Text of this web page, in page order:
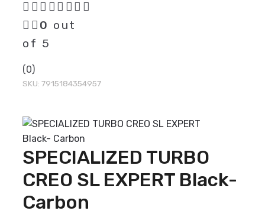
0 out
of 5
(0)
SKU: 7915184354957
SPECIALIZED TURBO
CREO SL EXPERT Black-
Carbon